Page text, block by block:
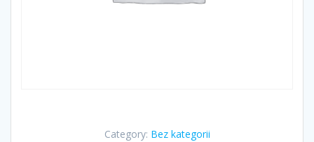
Category: Bez kategorii